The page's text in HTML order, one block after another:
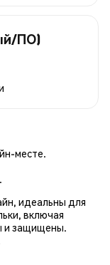
ПО)
месте.
идеальны для
включая
и защищены.